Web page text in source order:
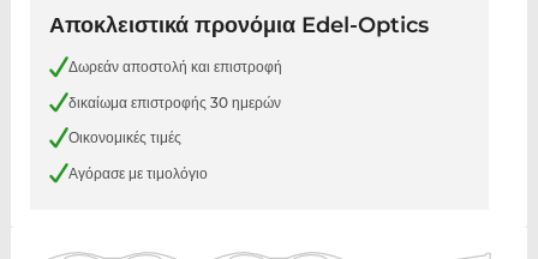
Αποκλειστικά προνόμια Edel-Optics
Δωρεάν αποστολή και επιστροφή
δικαίωμα επιστροφής 30 ημερών
Οικονομικές τιμές
Αγόρασε με τιμολόγιο